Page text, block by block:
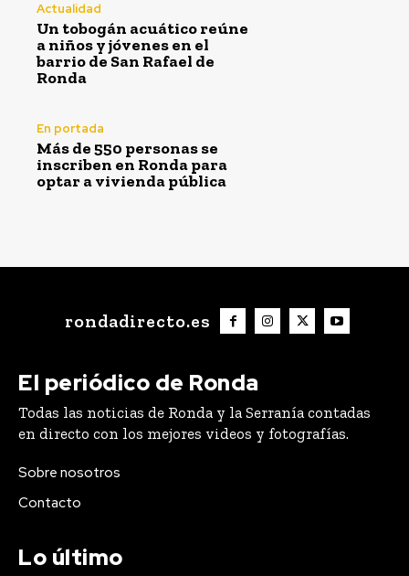
Actualidad
Un tobogán acuático reúne
a niños y jóvenes en el
barrio de San Rafael de
Ronda
En portada
Más de 550 personas se
inscriben en Ronda para
optar a vivienda pública
rondadirecto.es
El periódico de Ronda
Todas las noticias de Ronda y la Serranía contadas
en directo con los mejores videos y fotografías.
Sobre nosotros
Contacto
Lo último